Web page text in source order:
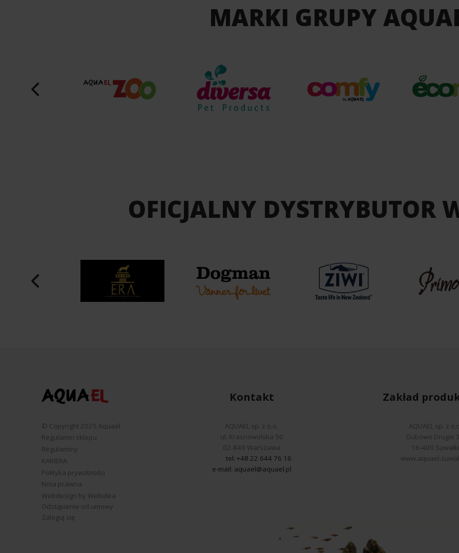
MARKI GRUPY
OFICJALNY DYSTRYBUTOR
© Copyright 2025 Aquael
Regulamin sklepu
Regulaminy
KARIERA
Polityka prywatności
Nota prawna
Webdesign by Webidea
Odstąpienie od umowy
Zaloguj się
Kontakt
AQUAEL sp. z o.o.
ul. Krasnowolska 50
02-849 Warszawa
tel: +48 22 644 76 16
e-mail: aquael@aquael.pl
Zakład
AQUAEL sp. z
Dubowo Drugie
16-400 Suwałki